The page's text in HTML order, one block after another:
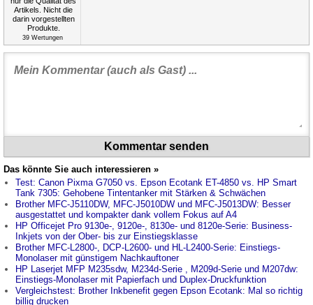
39Wertungen
Kommentar senden
Das könnte Sie auch interessieren »
Test: Canon Pixma G7050 vs. Epson Ecotank ET-4850 vs. HP Smart
Tank 7305: Gehobene Tintentanker mit Stärken & Schwächen
Brother MFC-J5110DW, MFC-J5010DW und MFC-J5013DW: Besser
ausgestattet und kompakter dank vollem Fokus auf A4
HP Officejet Pro 9130e-, 9120e-, 8130e- und 8120e-Serie: Business-
Inkjets von der Ober- bis zur Einstiegsklasse
Brother MFC-L2800-, DCP-L2600- und HL-L2400-Serie: Einstiegs-
Monolaser mit günstigem Nachkauftoner
HP Laserjet MFP M235sdw, M234d-Serie , M209d-Serie und M207dw:
Einstiegs-Monolaser mit Papierfach und Duplex-Druckfunktion
Vergleichstest: Brother Inkbenefit gegen Epson Ecotank: Mal so richtig
billig drucken